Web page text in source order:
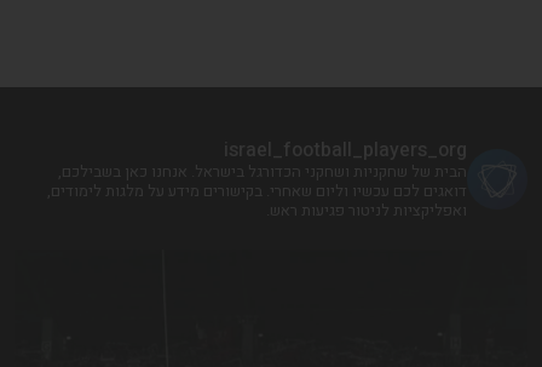
israel_football_players_org
הבית של שחקניות ושחקני הכדורגל בישראל. אנחנו כאן בשבילכם,
דואגים לכם עכשיו וליום שאחרי. בקישורים מידע על מלגות לימודים,
ואפליקציות לניטור פגיעות ראש.